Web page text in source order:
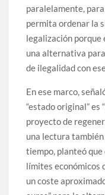
paralelamente,
permita ordenar la
legalización porque
una alternativa
de ilegalidad con
En ese marco,
“estado original” es
proyecto de
una lectura
tiempo, planteó
límites económicos
un coste